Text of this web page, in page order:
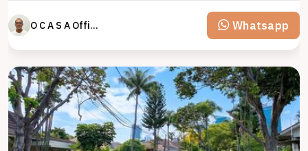
O C A S A Official property perfected Whatsapp